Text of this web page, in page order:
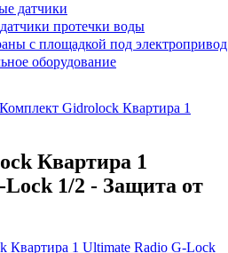
датчики
протечки воды
с площадкой под электропривод
оборудование
Комплект Gidrolock Квартира 1
Квартира 1
1/2 - Защита от